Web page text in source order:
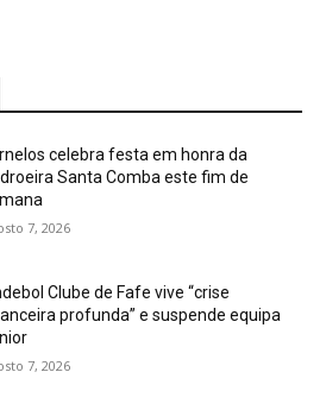
celebra festa em honra da
Santa Comba este fim de
7, 2026
Clube de Fafe vive “crise
profunda” e suspende equipa
7, 2026